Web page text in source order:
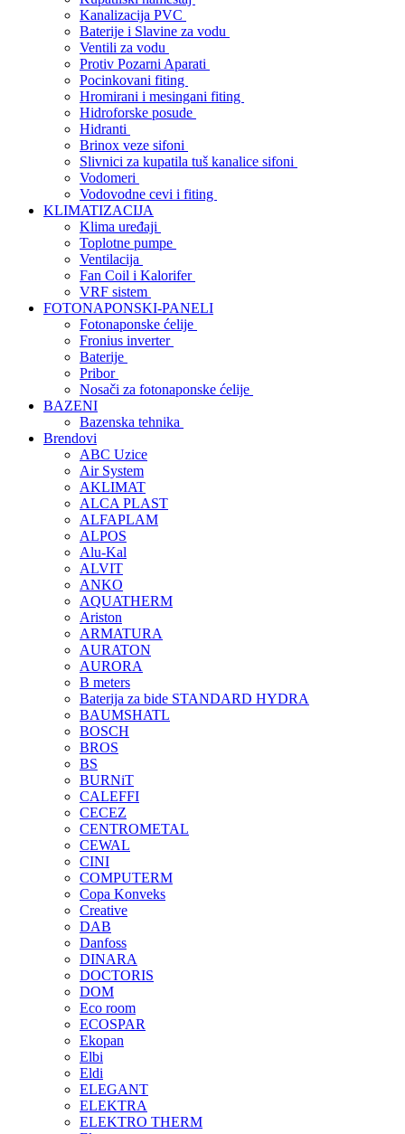
Kanalizacija PVC
Baterije i Slavine za vodu
Ventili za vodu
Protiv Pozarni Aparati
Pocinkovani fiting
Hromirani i mesingani fiting
Hidroforske posude
Hidranti
Brinox veze sifoni
Slivnici za kupatila tuš kanalice sifoni
Vodomeri
Vodovodne cevi i fiting
KLIMATIZACIJA
Klima uređaji
Toplotne pumpe
Ventilacija
Fan Coil i Kalorifer
VRF sistem
FOTONAPONSKI-PANELI
Fotonaponske ćelije
Fronius inverter
Baterije
Pribor
Nosači za fotonaponske ćelije
BAZENI
Bazenska tehnika
Brendovi
ABC Uzice
Air System
AKLIMAT
ALCA PLAST
ALFAPLAM
ALPOS
Alu-Kal
ALVIT
ANKO
AQUATHERM
Ariston
ARMATURA
AURATON
AURORA
B meters
Baterija za bide STANDARD HYDRA
BAUMSHATL
BOSCH
BROS
BS
BURNiT
CALEFFI
CECEZ
CENTROMETAL
CEWAL
CINI
COMPUTERM
Copa Konveks
Creative
DAB
Danfoss
DINARA
DOCTORIS
DOM
Eco room
ECOSPAR
Ekopan
Elbi
Eldi
ELEGANT
ELEKTRA
ELEKTRO THERM